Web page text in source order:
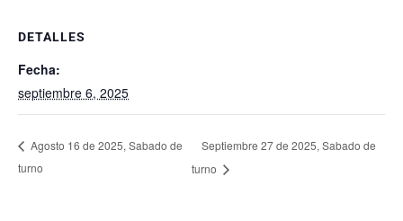
DETALLES
Fecha:
septiembre 6, 2025
Agosto 16 de 2025, Sabado de
turno
Septiembre 27 de 2025, Sabado de
turno